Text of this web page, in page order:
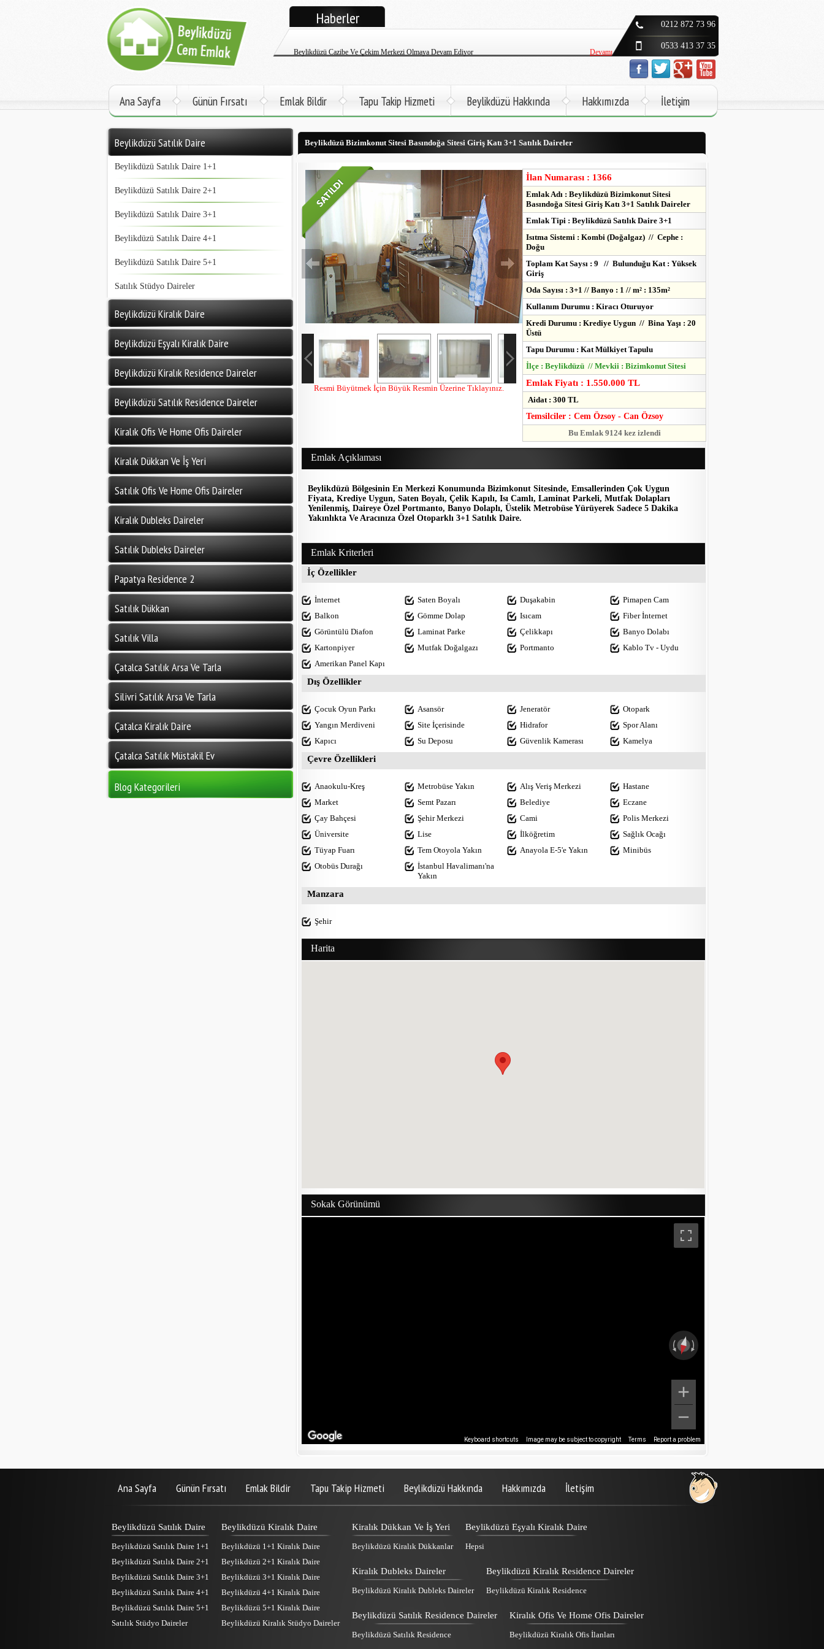
Haberler
Beylikdüzü Cem Emlak Tüm İlanlarıyla Google+ Yayınına Başladı
Beylikdüzü Atatürk Öğretmen Evi Faaliyete Başladı Devamı
Kadir Topbaş Açıkladı. 2017'de Metro Beylikdüzü'nde
Beylikdüzü Büyükşehir'de Kapalı Yüzme Havuzu Çok Yakında Hizmette Devamı
0212 872 73 96
0533 413 37 35
Ana Sayfa Günün Fırsatı Emlak Bildir Tapu Takip Hizmeti Beylikdüzü Hakkında Hakkımızda İletişim
Beylikdüzü Satılık Daire
Beylikdüzü Satılık Daire 1+1
Beylikdüzü Satılık Daire 2+1
Beylikdüzü Satılık Daire 3+1
Beylikdüzü Satılık Daire 4+1
Beylikdüzü Satılık Daire 5+1
Satılık Stüdyo Daireler
Beylikdüzü Kiralık Daire
Beylikdüzü Eşyalı Kiralık Daire
Beylikdüzü Kiralık Residence Daireler
Beylikdüzü Satılık Residence Daireler
Kiralık Ofis Ve Home Ofis Daireler
Kiralık Dükkan Ve İş Yeri
Satılık Ofis Ve Home Ofis Daireler
Kiralık Dubleks Daireler
Satılık Dubleks Daireler
Papatya Residence 2
Satılık Dükkan
Satılık Villa
Çatalca Satılık Arsa Ve Tarla
Silivri Satılık Arsa Ve Tarla
Çatalca Kiralık Daire
Çatalca Satılık Müstakil Ev
Blog Kategorileri
Beylikdüzü Bizimkonut Sitesi Basındoğa Sitesi Giriş Katı 3+1 Satılık Daireler
Resmi Büyütmek İçin Büyük Resmin Üzerine Tıklayınız.
İlan Numarası : 1366
Emlak Adı : Beylikdüzü Bizimkonut Sitesi
Basındoğa Sitesi Giriş Katı 3+1 Satılık Daireler
Emlak Tipi : Beylikdüzü Satılık Daire 3+1
Isıtma Sistemi : Kombi (Doğalgaz) // Cephe :
Doğu
Toplam Kat Saysı : 9 // Bulunduğu Kat : Yüksek
Giriş
Oda Sayısı : 3+1 // Banyo : 1 // m² : 135m²
Kullanım Durumu : Kiracı Oturuyor
Kredi Durumu : Krediye Uygun // Bina Yaşı : 20
Üstü
Tapu Durumu : Kat Mülkiyet Tapulu
İlçe : Beylikdüzü // Mevkii : Bizimkonut Sitesi
Emlak Fiyatı : 1.550.000 TL
Aidat : 300 TL
Temsilciler : Cem Özsoy - Can Özsoy
Bu Emlak 9124 kez izlendi
Emlak Açıklaması
Beylikdüzü Bölgesinin En Merkezi Konumunda Bizimkonut Sitesinde, Emsallerinden Çok Uygun
Fiyata, Krediye Uygun, Saten Boyalı, Çelik Kapılı, Isı Camlı, Laminat Parkeli, Mutfak Dolapları
Yenilenmiş, Daireye Özel Portmanto, Banyo Dolaplı, Üstelik Metrobüse Yürüyerek Sadece 5 Dakika
Yakınlıkta Ve Aracınıza Özel Otoparklı 3+1 Satılık Daire.
Emlak Kriterleri
İç Özellikler
İnternet Saten Boyalı Duşakabin
Pimapen Cam
Balkon
Gömme Dolap Isıcam
Fiber İnternet
Görüntülü Diafon
Laminat Parke Çelikkapı
Banyo Dolabı
Kartonpiyer
Mutfak Doğalgazı Portmanto
Kablo Tv - Uydu
Amerikan Panel Kapı
Dış Özellikler
Çocuk Oyun Parkı Asansör Jeneratör
Otopark
Yangın Merdiveni
Site İçerisinde Hidrafor
Spor Alanı
Kapıcı
Su Deposu Güvenlik Kamerası Kamelya
Çevre Özellikleri
Anaokulu-Kreş Metrobüse Yakın Alış Veriş Merkezi
Hastane
Market
Semt Pazarı Belediye
Eczane
Çay Bahçesi
Şehir Merkezi Cami
Polis Merkezi
Üniversite
Lise İlköğretim
Sağlık Ocağı
Tüyap Fuarı
Tem Otoyola Yakın Anayola E-5'e Yakın
Minibüs
Otobüs Durağı
İstanbul Havalimanı'na
Yakın
Manzara
Şehir
Harita
Sokak Görünümü
Keyboard shortcuts Image may be subject to copyright Terms Report a problem
Ana Sayfa Günün Fırsatı Emlak Bildir Tapu Takip Hizmeti Beylikdüzü Hakkında Hakkımızda İletişim
Beylikdüzü Satılık Daire
Beylikdüzü Satılık Daire 1+1
Beylikdüzü Satılık Daire 2+1
Beylikdüzü Satılık Daire 3+1
Beylikdüzü Satılık Daire 4+1
Beylikdüzü Satılık Daire 5+1
Satılık Stüdyo Daireler
Beylikdüzü Kiralık Daire
Beylikdüzü 1+1 Kiralık Daire
Beylikdüzü 2+1 Kiralık Daire
Beylikdüzü 3+1 Kiralık Daire
Beylikdüzü 4+1 Kiralık Daire
Beylikdüzü 5+1 Kiralık Daire
Beylikdüzü Kiralık Stüdyo Daireler
Kiralık Dükkan Ve İş Yeri
Beylikdüzü Kiralık Dükkanlar
Beylikdüzü Eşyalı Kiralık Daire
Hepsi
Kiralık Dubleks Daireler
Beylikdüzü Kiralık Dubleks Daireler
Beylikdüzü Kiralık Residence Daireler
Beylikdüzü Kiralık Residence
Beylikdüzü Satılık Residence Daireler
Beylikdüzü Satılık Residence
Kiralık Ofis Ve Home Ofis Daireler
Beylikdüzü Kiralık Ofis İlanları